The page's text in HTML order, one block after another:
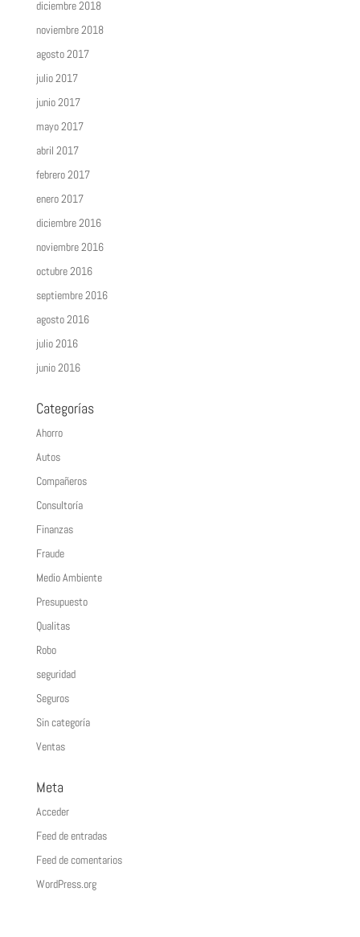
diciembre 2018
noviembre 2018
agosto 2017
julio 2017
junio 2017
mayo 2017
abril 2017
febrero 2017
enero 2017
diciembre 2016
noviembre 2016
octubre 2016
septiembre 2016
agosto 2016
julio 2016
junio 2016
Categorías
Ahorro
Autos
Compañeros
Consultoría
Finanzas
Fraude
Medio Ambiente
Presupuesto
Qualitas
Robo
seguridad
Seguros
Sin categoría
Ventas
Meta
Acceder
Feed de entradas
Feed de comentarios
WordPress.org